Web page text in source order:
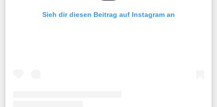
Sieh dir diesen Beitrag auf Instagram an